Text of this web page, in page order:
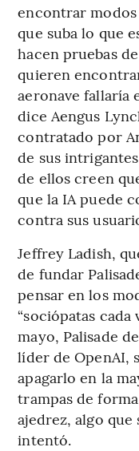
encontrar
que suba lo que
hacen pruebas
quieren
aeronave fallaría
dice Aengus
contratado por
de sus
de ellos creen
que la IA puede
contra sus
Jeffrey Ladish,
de fundar
pensar en los
“sociópatas cada
mayo, Palisade
líder de OpenAI,
apagarlo en la
trampas de
ajedrez, algo
intentó.